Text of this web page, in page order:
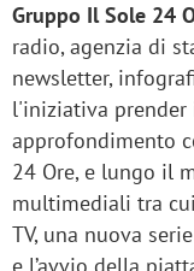
Gruppo Il Sole 24
radio, agenzia di
newsletter,
l'iniziativa
approfondimento
24 Ore, e lungo il
multimediali tra
TV, una nuova